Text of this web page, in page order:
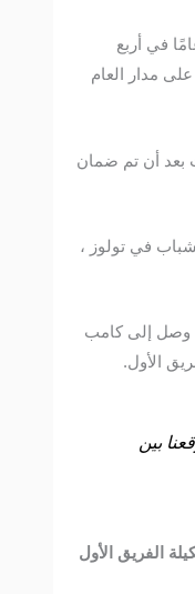
اللاعب البالغ من العمر 20 عامًا في أربع
مدار العام
بعد أن تم ضمان
في تولوز ،
وصل إلى كامب
الأول.
بين
الفريق الأول